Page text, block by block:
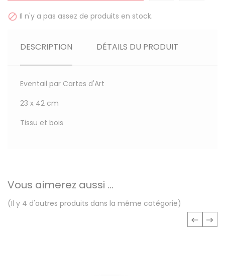
 Il n'y a pas assez de produits en stock.
DESCRIPTION DÉTAILS DU PRODUIT
Eventail par Cartes d'Art
23 x 42 cm
Tissu et bois
Vous aimerez aussi ...
(Il y 4 d'autres produits dans la même catégorie)